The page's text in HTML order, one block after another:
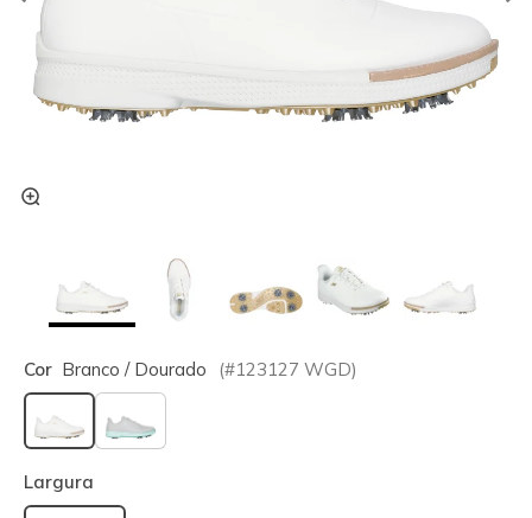
Cor Branco / Dourado (#123127 WGD)
selecionado
Largura